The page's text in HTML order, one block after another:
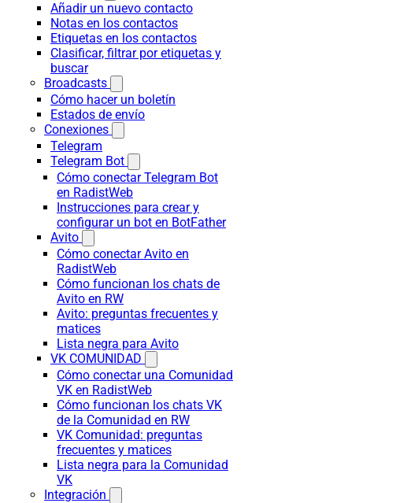
Añadir un nuevo contacto
Notas en los contactos
Etiquetas en los contactos
Clasificar, filtrar por etiquetas y
buscar
Broadcasts
Cómo hacer un boletín
Estados de envío
Conexiones
Telegram
Telegram Bot
Cómo conectar Telegram Bot
en RadistWeb
Instrucciones para crear y
configurar un bot en BotFather
Avito
Cómo conectar Avito en
RadistWeb
Cómo funcionan los chats de
Avito en RW
Avito: preguntas frecuentes y
matices
Lista negra para Avito
VK COMUNIDAD
Cómo conectar una Comunidad
VK en RadistWeb
Cómo funcionan los chats VK
de la Comunidad en RW
VK Comunidad: preguntas
frecuentes y matices
Lista negra para la Comunidad
VK
Integración